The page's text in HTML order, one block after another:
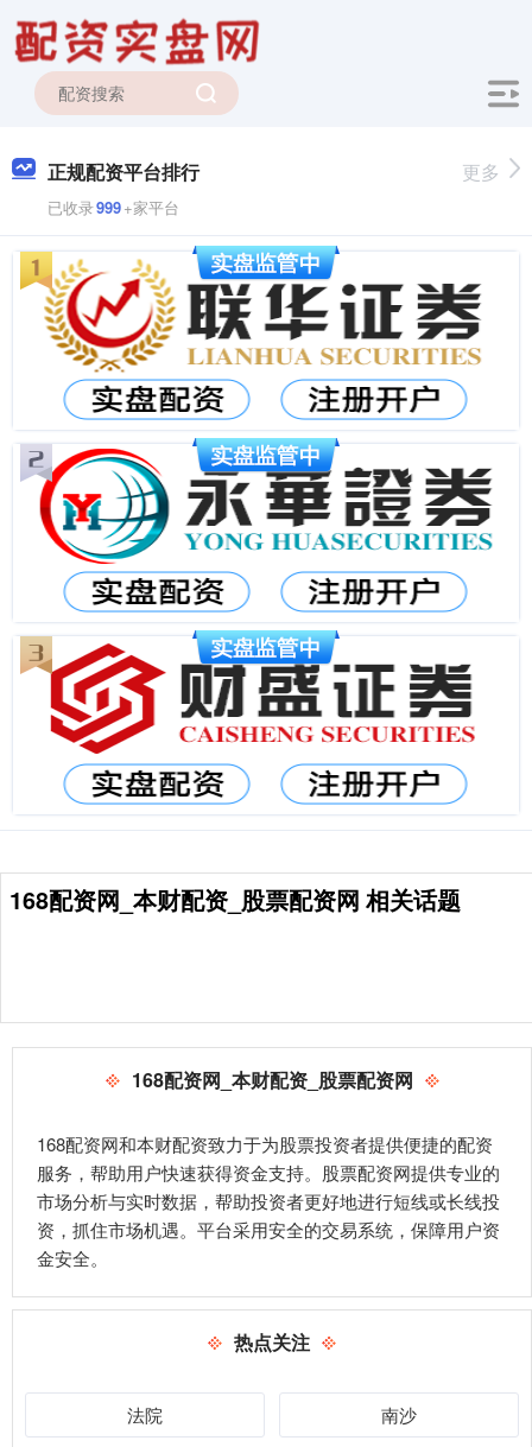
正规配资平台排行
已收录999+家平台
更多
168配资网_本财配资_股票配资网 相关话题
168配资网_本财配资_股票配资网
168配资网和本财配资致力于为股票投资者提供便捷的配资
服务，帮助用户快速获得资金支持。股票配资网提供专业的
市场分析与实时数据，帮助投资者更好地进行短线或长线投
资，抓住市场机遇。平台采用安全的交易系统，保障用户资
金安全。
热点关注
法院 南沙